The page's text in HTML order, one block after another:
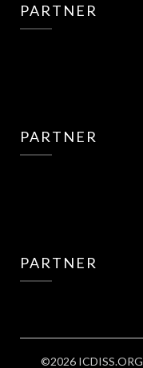
PARTNER
PARTNER
PARTNER
©2026 ICDISS.ORG